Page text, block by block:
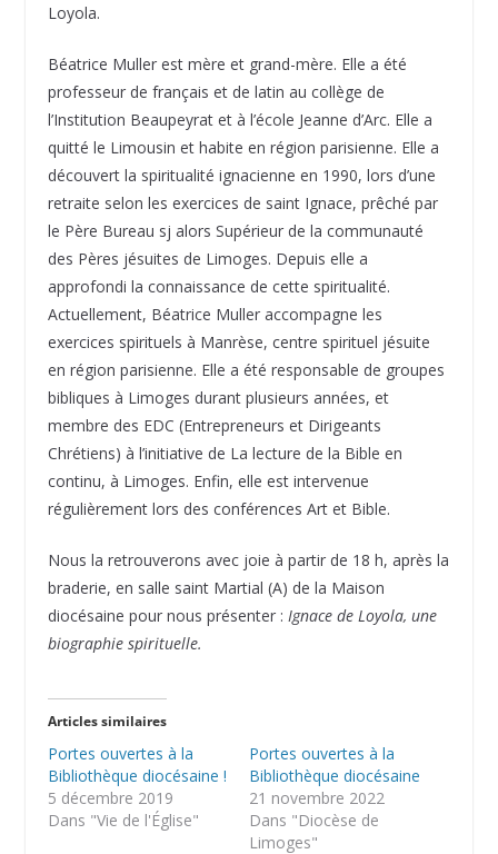
Loyola.
Béatrice Muller est mère et grand-mère. Elle a été
professeur de français et de latin au collège de
l’Institution Beaupeyrat et à l’école Jeanne d’Arc. Elle a
quitté le Limousin et habite en région parisienne. Elle a
découvert la spiritualité ignacienne en 1990, lors d’une
retraite selon les exercices de saint Ignace, prêché par
le Père Bureau sj alors Supérieur de la communauté
des Pères jésuites de Limoges. Depuis elle a
approfondi la connaissance de cette spiritualité.
Actuellement, Béatrice Muller accompagne les
exercices spirituels à Manrèse, centre spirituel jésuite
en région parisienne. Elle a été responsable de groupes
bibliques à Limoges durant plusieurs années, et
membre des EDC (Entrepreneurs et Dirigeants
Chrétiens) à l’initiative de La lecture de la Bible en
continu, à Limoges. Enfin, elle est intervenue
régulièrement lors des conférences Art et Bible.
Nous la retrouverons avec joie à partir de 18 h, après la
braderie, en salle saint Martial (A) de la Maison
diocésaine pour nous présenter : Ignace de Loyola, une
biographie spirituelle.
Articles similaires
Portes ouvertes à la
Bibliothèque diocésaine !
5 décembre 2019
Dans "Vie de l'Église"
Portes ouvertes à la
Bibliothèque diocésaine
21 novembre 2022
Dans "Diocèse de
Limoges"